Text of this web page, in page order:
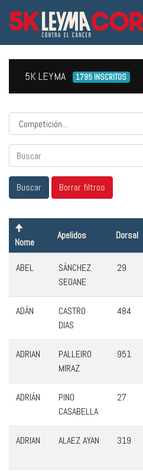
5K LEYMA 1795 INSCRITOS
Competicion
Nome
Apelidos Dorsal
ABEL
SÁNCHEZ
SEOANE
29
ADÁN
CASTRO
DIAS
484
ADRIAN
PALLEIRO
MIRAZ
951
ADRIÁN
PINO
CASABELLA
27
ADRIAN ALAEZ AYAN 319